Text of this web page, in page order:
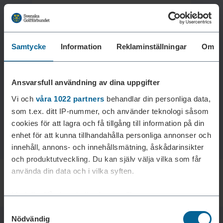
Samtycke Information Reklaminställningar Om
Ansvarsfull användning av dina uppgifter
Vi och våra 1022 partners behandlar din personliga data,
som t.ex. ditt IP-nummer, och använder teknologi såsom
cookies för att lagra och få tillgång till information på din
enhet för att kunna tillhandahålla personliga annonser och
innehåll, annons- och innehållsmätning, åskådarinsikter
och produktutveckling. Du kan själv välja vilka som får
använda din data och i vilka syften.
Med din tillåtelse skulle vi även vilja:
kan ha en noggrannhet på upp till flera meter
Nödvändig
Laddar reklam...